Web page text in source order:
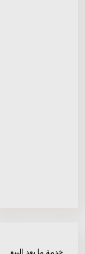
خدمة ما بعد البيع